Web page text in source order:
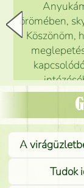
örömében,
Köszönöm,
A
Tudok